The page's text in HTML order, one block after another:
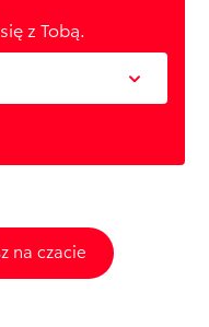
z Tobą.
na czacie